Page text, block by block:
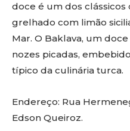
doce é um dos clássicos
grelhado com limão
Mar. O Baklava, um
nozes picadas,
típico da culinária turca.
Endereço: Rua
Edson Queiroz.